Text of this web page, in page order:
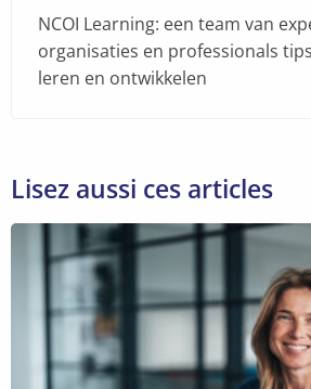
NCOI Learning: een team van
organisaties en professionals
leren en ontwikkelen
Lisez aussi ces articles